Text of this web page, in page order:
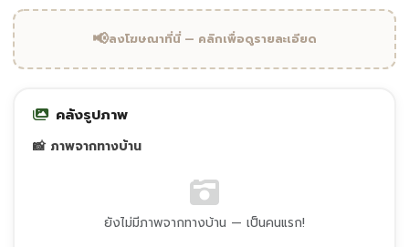
📢ลงโฆษณาที่นี่ — คลิกเพื่อดูรายละเอียด
คลังรูปภาพ
📸 ภาพจากทางบ้าน
ยังไม่มีภาพจากทางบ้าน — เป็นคนแรก!